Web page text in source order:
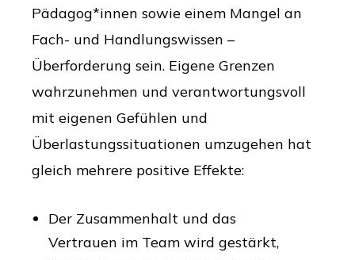
Pädagog*innen sowie einem Mangel an
Fach- und Handlungswissen –
Überforderung sein. Eigene Grenzen
wahrzunehmen und verantwortungsvoll
mit eigenen Gefühlen und
Überlastungssituationen umzugehen hat
gleich mehrere positive Effekte:
Der Zusammenhalt und das
Vertrauen im Team wird gestärkt,